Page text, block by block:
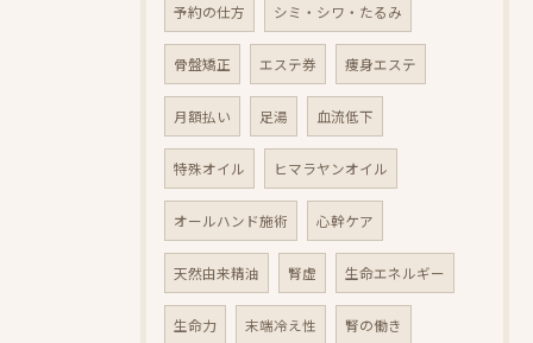
予約の仕方 シミ・シワ・たるみ
骨盤矯正 エステ券 痩身エステ
月額払い 足湯 血流低下
特殊オイル ヒマラヤンオイル
オールハンド施術 心幹ケア
天然由来精油 腎虚 生命エネルギー
生命力 末端冷え性 腎の働き